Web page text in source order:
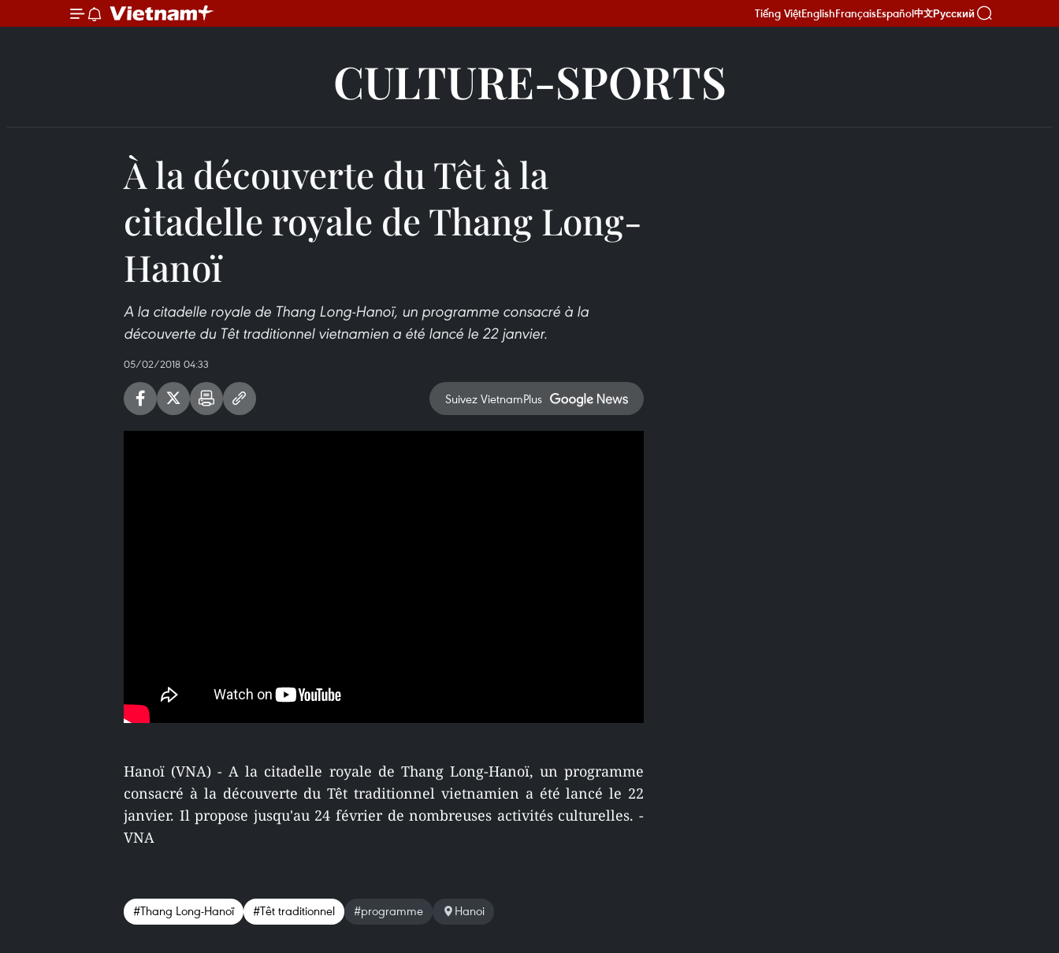
Tiếng ViệtEnglishFrançaisEspañol中文Русский
CULTURE-SPORTS
À la découverte du Têt à la
citadelle royale de Thang Long-
Hanoï
A la citadelle royale de Thang Long-Hanoï, un programme consacré à la
découverte du Têt traditionnel vietnamien a été lancé le 22 janvier.
05/02/2018 04:33
Suivez VietnamPlus
Hanoï (VNA) - A la citadelle royale de Thang Long-Hanoï, un programme
consacré à la découverte du Têt traditionnel vietnamien a été lancé le 22
janvier. Il propose jusqu'au 24 février de nombreuses activités culturelles. -
VNA
#Thang Long-Hanoï #Têt traditionnel #programme Hanoi